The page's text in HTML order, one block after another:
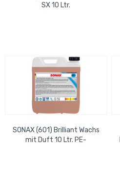
SX 10 Ltr.
SONAX (601) Brilliant Wachs
mit Duft 10 Ltr. PE-